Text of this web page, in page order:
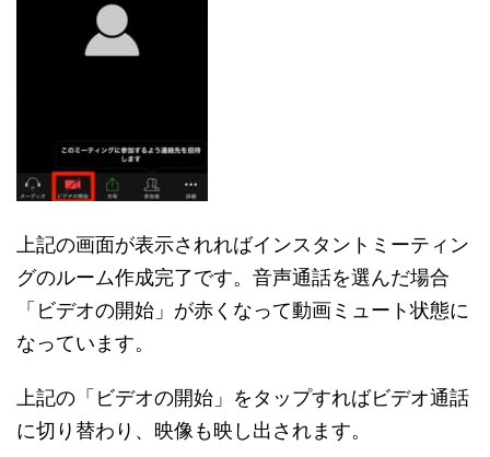
上記の画面が表示されればインスタントミーティン
グのルーム作成完了です。音声通話を選んだ場合
「ビデオの開始」が赤くなって動画ミュート状態に
なっています。
上記の「ビデオの開始」をタップすればビデオ通話
に切り替わり、映像も映し出されます。